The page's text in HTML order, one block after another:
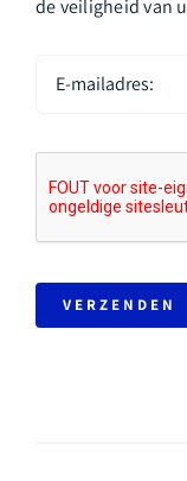
de veiligheid van
VERZENDEN